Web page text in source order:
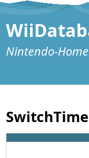
Zum Inhalt springen
Nintendo-
SwitchTime